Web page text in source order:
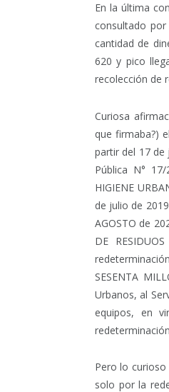
En la última
consultado
cantidad de
620 y pico
recolección de
Curiosa
que firmaba?) el
partir del 17 de
Pública N° 17/
HIGIENE
de julio de
AGOSTO de
DE
SESENTA
Urbanos, al
equipos, en
Pero lo curioso
solo por la